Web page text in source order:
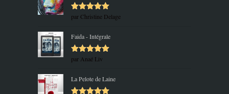
Note5sur
par Christine Delage
Faida - Intégrale
Note5sur
par Anaé Liv
La Pelote de Laine